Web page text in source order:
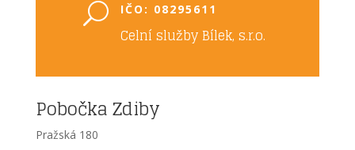
U IČO: 08295611
Celní služby Bílek, s.r.o.
Pobočka Zdiby
Pražská 180